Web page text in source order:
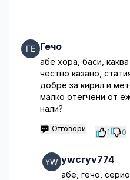
Гечо
абе хора, баси,
честно казано,
добре за кирил и
малко отегчени от
нали?
Отговори 1 0
ywcryv774
абе, гечо,